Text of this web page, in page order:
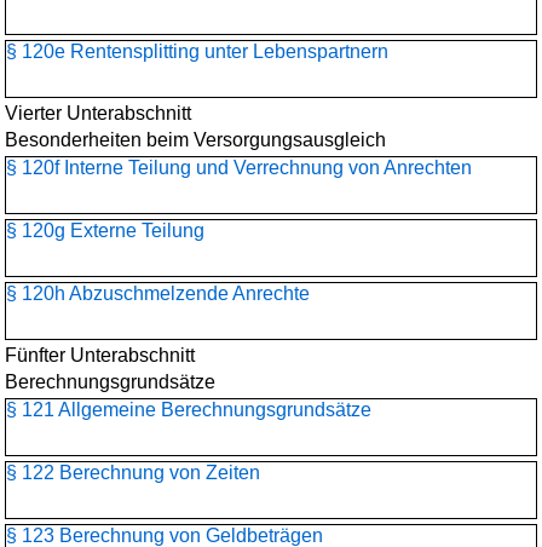
§ 120e Rentensplitting unter Lebenspartnern
Vierter Unterabschnitt
Besonderheiten beim Versorgungsausgleich
§ 120f Interne Teilung und Verrechnung von Anrechten
§ 120g Externe Teilung
§ 120h Abzuschmelzende Anrechte
Fünfter Unterabschnitt
Berechnungsgrundsätze
§ 121 Allgemeine Berechnungsgrundsätze
§ 122 Berechnung von Zeiten
§ 123 Berechnung von Geldbeträgen